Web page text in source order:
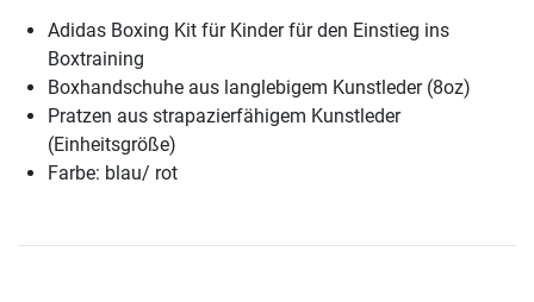
Adidas Boxing Kit für Kinder für den Einstieg ins
Boxtraining
Boxhandschuhe aus langlebigem Kunstleder (8oz)
Pratzen aus strapazierfähigem Kunstleder
(Einheitsgröße)
Farbe: blau/ rot